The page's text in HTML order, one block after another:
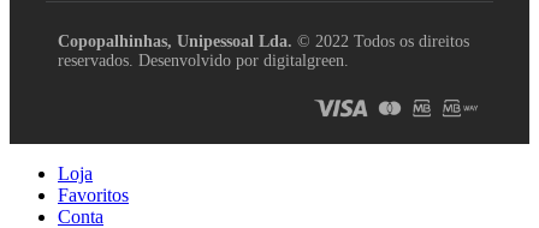
Copopalhinhas, Unipessoal Lda. © 2022 Todos os direitos
reservados. Desenvolvido por digitalgreen.
Loja
Favoritos
Conta